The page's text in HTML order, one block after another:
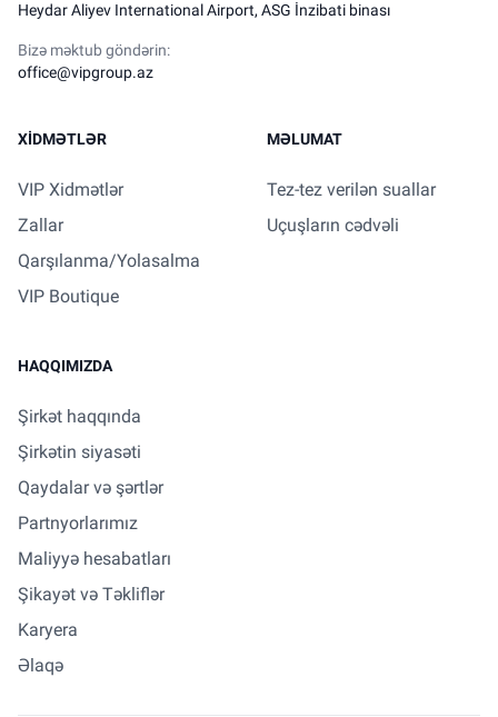
Heydar Aliyev International Airport, ASG İnzibati binası
Bizə məktub göndərin:
office@vipgroup.az
XIDMƏTLƏR
VIP Xidmətlər
Zallar
Qarşılanma/Yolasalma
VIP Boutique
MƏLUMAT
Tez-tez verilən suallar
Uçuşların cədvəli
HAQQIMIZDA
Şirkət haqqında
Şirkətin siyasəti
Qaydalar və şərtlər
Partnyorlarımız
Maliyyə hesabatları
Şikayət və Təkliflər
Karyera
Əlaqə